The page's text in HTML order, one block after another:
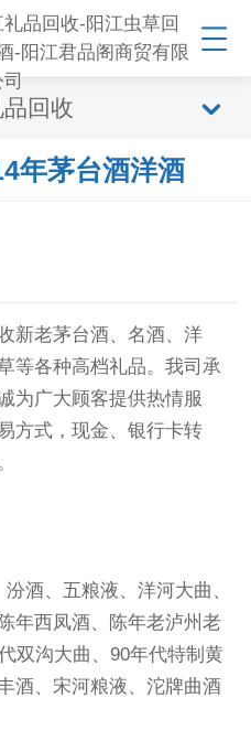
回收
年茅台酒洋酒
老茅台酒、名酒、洋
等各种高档礼品。我司承
为广大顾客提供热情服
方式，现金、银行卡转
、五粮液、洋河大曲、
年西凤酒、陈年老泸州老
双沟大曲、90年代特制黄
酒、宋河粮液、沱牌曲酒